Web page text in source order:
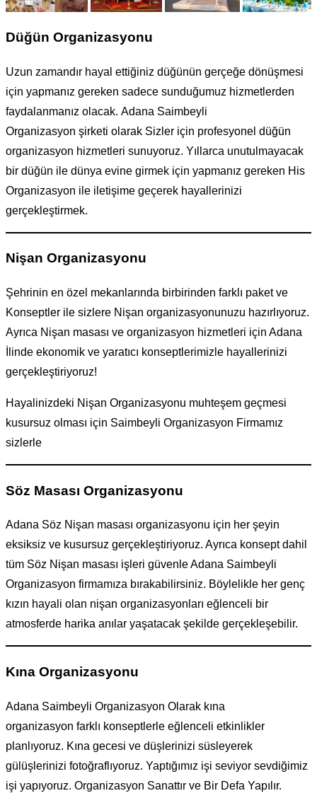
Düğün Organizasyonu
Uzun zamandır hayal ettiğiniz düğünün gerçeğe dönüşmesi
için yapmanız gereken sadece sunduğumuz hizmetlerden
faydalanmanız olacak. Adana Saimbeyli
Organizasyon şirketi olarak Sizler için profesyonel düğün
organizasyon hizmetleri sunuyoruz. Yıllarca unutulmayacak
bir düğün ile dünya evine girmek için yapmanız gereken His
Organizasyon ile iletişime geçerek hayallerinizi
gerçekleştirmek.
Nişan Organizasyonu
Şehrinin en özel mekanlarında birbirinden farklı paket ve
Konseptler ile sizlere Nişan organizasyonunuzu hazırlıyoruz.
Ayrıca Nişan masası ve organizasyon hizmetleri için Adana
İlinde ekonomik ve yaratıcı konseptlerimizle hayallerinizi
gerçekleştiriyoruz!
Hayalinizdeki Nişan Organizasyonu muhteşem geçmesi
kusursuz olması için Saimbeyli Organizasyon Firmamız
sizlerle
Söz Masası Organizasyonu
Adana Söz Nişan masası organizasyonu için her şeyin
eksiksiz ve kusursuz gerçekleştiriyoruz. Ayrıca konsept dahil
tüm Söz Nişan masası işleri güvenle Adana Saimbeyli
Organizasyon firmamıza bırakabilirsiniz. Böylelikle her genç
kızın hayali olan nişan organizasyonları eğlenceli bir
atmosferde harika anılar yaşatacak şekilde gerçekleşebilir.
Kına Organizasyonu
Adana Saimbeyli Organizasyon Olarak kına
organizasyon farklı konseptlerle eğlenceli etkinlikler
planlıyoruz. Kına gecesi ve düşlerinizi süsleyerek
gülüşlerinizi fotoğraflıyoruz. Yaptığımız işi seviyor sevdiğimiz
işi yapıyoruz. Organizasyon Sanattır ve Bir Defa Yapılır.